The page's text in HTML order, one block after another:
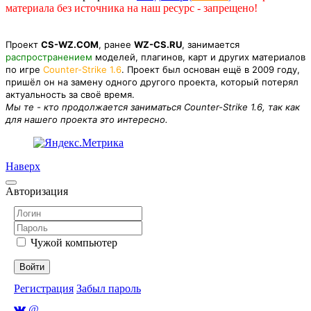
материала без источника на наш ресурс - запрещено!
Проект CS-WZ.COM, ранее WZ-CS.RU, занимается
распространением моделей, плагинов, карт и других материалов
по игре Counter-Strike 1.6. Проект был основан ещё в 2009 году,
пришёл он на замену одного другого проекта, который потерял
актуальность за своё время.
Мы те - кто продолжается заниматься Counter-Strike 1.6, так как
для нашего проекта это интересно.
Наверх
Авторизация
Чужой компьютер
Войти
Регистрация Забыл пароль